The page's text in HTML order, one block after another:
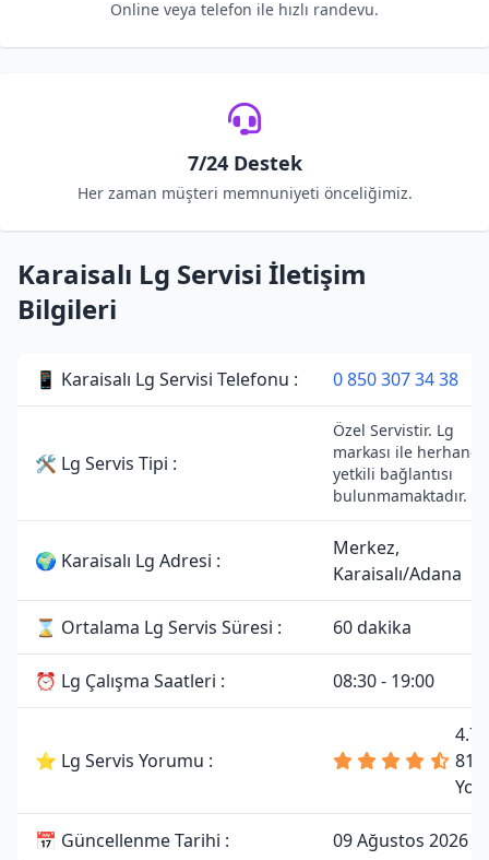
Online veya telefon ile hızlı randevu.
7/24 Destek
Her zaman müşteri memnuniyeti önceliğimiz.
Karaisalı Lg Servisi İletişim
Bilgileri
📱 Karaisalı Lg Servisi Telefonu : 0 850 307 34 38
🛠 Lg Servis Tipi :
Özel Servistir. Lg
markası ile
yetkili bağlantısı
bulunmamaktadır.
🌍 Karaisalı Lg Adresi :
Merkez,
Karaisalı/Adana
⌛ Ortalama Lg Servis Süresi : 60 dakika
⏰ Lg Çalışma Saatleri : 08:30 - 19:00
⭐ Lg Servis Yorumu :
4.7
81
📅 Güncellenme Tarihi : 09 Ağustos 2026